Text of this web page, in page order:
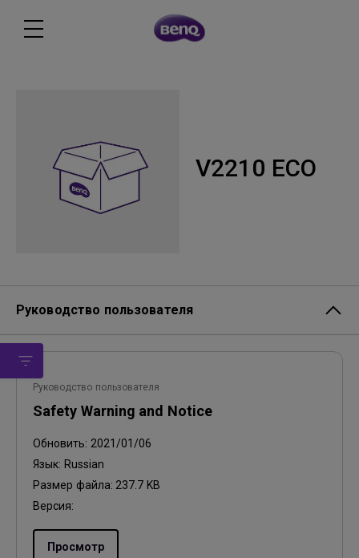
V2210 ECO
Руководство пользователя
Руководство пользователя
Safety Warning and Notice
Обновить: 2021/01/06
Язык: Russian
Размер файла: 237.7 KB
Версия:
Просмотр